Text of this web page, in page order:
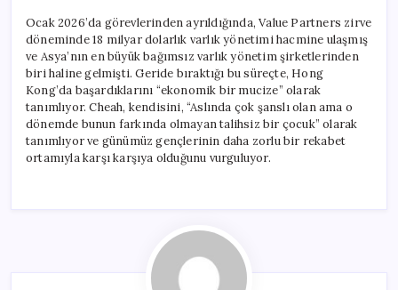
Ocak 2026’da görevlerinden ayrıldığında, Value Partners zirve
döneminde 18 milyar dolarlık varlık yönetimi hacmine ulaşmış
ve Asya’nın en büyük bağımsız varlık yönetim şirketlerinden
biri haline gelmişti. Geride bıraktığı bu süreçte, Hong
Kong’da başardıklarını “ekonomik bir mucize” olarak
tanımlıyor. Cheah, kendisini, “Aslında çok şanslı olan ama o
dönemde bunun farkında olmayan talihsiz bir çocuk” olarak
tanımlıyor ve günümüz gençlerinin daha zorlu bir rekabet
ortamıyla karşı karşıya olduğunu vurguluyor.